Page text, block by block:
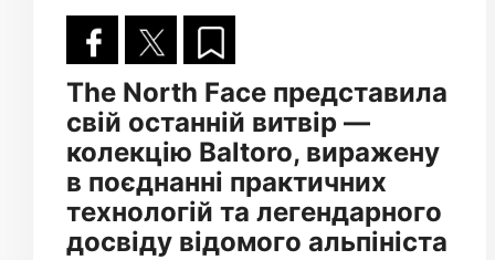
The North Face представила
свій останній витвір —
колекцію Baltoro, виражену
в поєднанні практичних
технологій та легендарного
досвіду відомого альпініста